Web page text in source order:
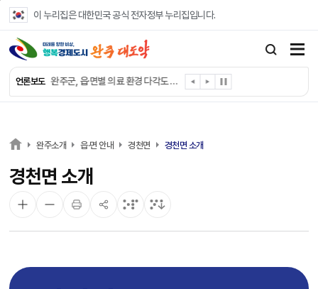
이 누리집은 대한민국 공식 전자정부 누리집입니다.
언론보도
완주군, ‘수의계약 총량제’ 개편 운영
완주군 청소년, 초록우산 지원으로 치과 치료
완주군, 읍·면별 의료 환경 다각도 진단한다
완주군, 모바일 헬스케어 “내 건강 변화 직접 확인”
전북은행, 완주군에 ‘시원키트’ 60세트 기탁
완주소개 읍·면 안내 경천면 경천면 소개
경천면 소개